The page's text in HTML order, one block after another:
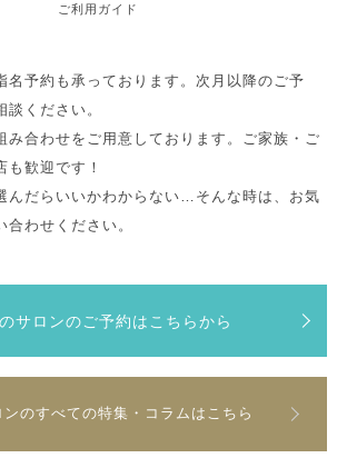
ご利用ガイド
名予約も承っております。次月以降のご予
ください。
み合わせをご用意しております。ご家族・ご
も歓迎です！
んだらいいかわからない…そんな時は、お気
わせください。
サロンのご予約はこちらから
ンのすべての特集・コラムはこちら